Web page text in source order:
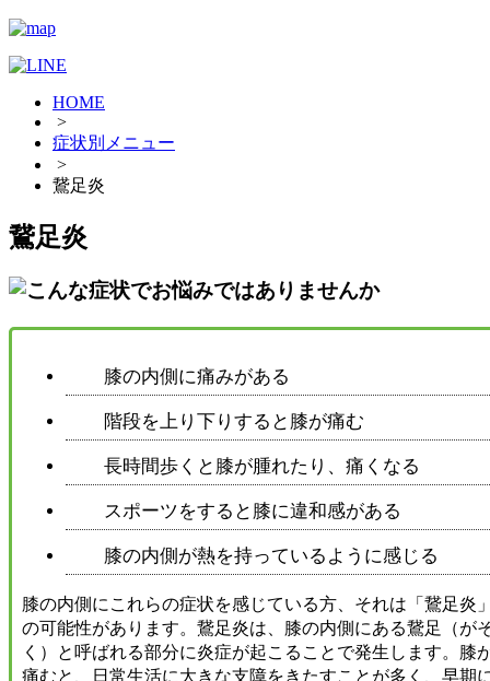
HOME
>
症状別メニュー
>
鵞足炎
鵞足炎
膝の内側に痛みがある
階段を上り下りすると膝が痛む
長時間歩くと膝が腫れたり、痛くなる
スポーツをすると膝に違和感がある
膝の内側が熱を持っているように感じる
膝の内側にこれらの症状を感じている方、それは「鵞足炎
の可能性があります。鵞足炎は、膝の内側にある鵞足（が
く）と呼ばれる部分に炎症が起こることで発生します。膝
痛むと、日常生活に大きな支障をきたすことが多く、早期